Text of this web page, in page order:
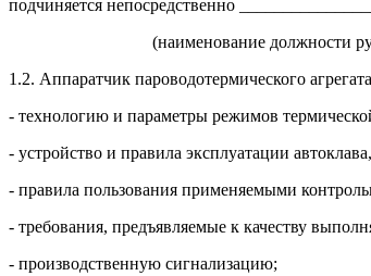
подчиняется непосредственно
(наименование должности
1.2. Аппаратчик пароводотермического
- технологию и параметры режимов
- устройство и правила эксплуатации
- правила пользования применяемыми
- требования, предъявляемые к качеству
- производственную сигнализацию;